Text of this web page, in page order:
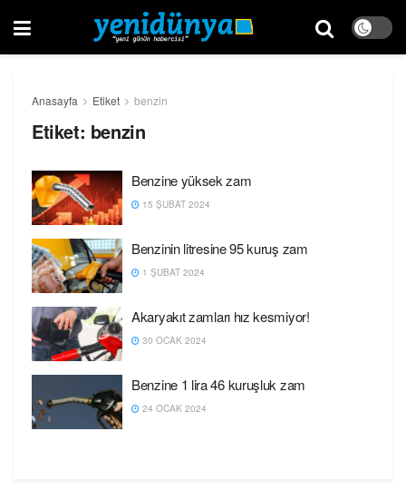
Anasayfa Etiket benzin
Etiket: benzin
Benzine yüksek zam
15 ŞUBAT 2024
Benzinin litresine 95 kuruş zam
1 ŞUBAT 2024
Akaryakıt zamları hız kesmiyor!
30 OCAK 2024
Benzine 1 lira 46 kuruşluk zam
24 OCAK 2024